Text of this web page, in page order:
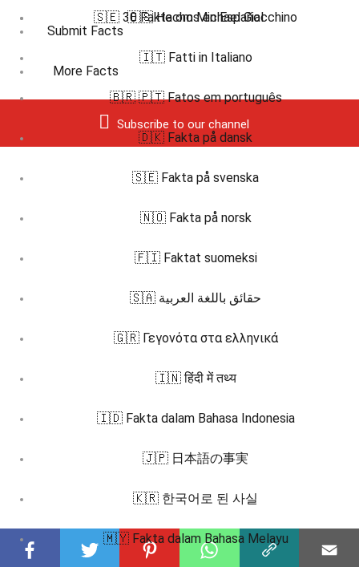
Submit Facts
More Facts
Subscribe to our channel
🇸🇪 30 Fakta om Michael Giacchino
🇪🇸 Hechos en Español
🇮🇹 Fatti in Italiano
🇧🇷 🇵🇹 Fatos em português
🇩🇰 Fakta på dansk
🇸🇪 Fakta på svenska
🇳🇴 Fakta på norsk
🇫🇮 Faktat suomeksi
🇸🇦 حقائق باللغة العربية
🇬🇷 Γεγονότα στα ελληνικά
🇮🇳 हिंदी में तथ्य
🇮🇩 Fakta dalam Bahasa Indonesia
🇯🇵 日本語の事実
🇰🇷 한국어로 된 사실
🇲🇾 Fakta dalam Bahasa Melayu